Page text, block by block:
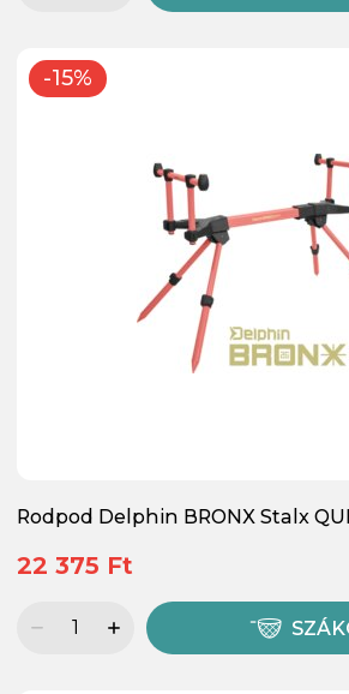
-15%
Rodpod Delphin BRONX Stalx
22 375 Ft